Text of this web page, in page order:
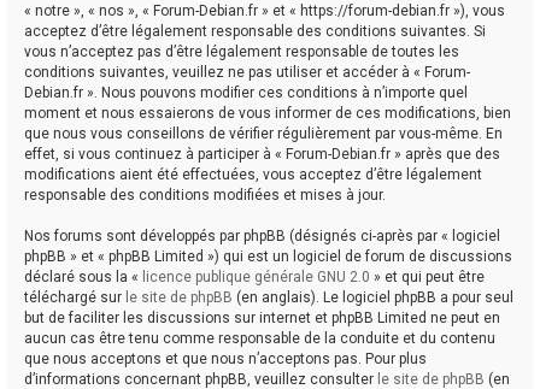
« notre », « nos », « Forum-Debian.fr » et « https://forum-debian.fr »), vous
acceptez d’être légalement responsable des conditions suivantes. Si
vous n’acceptez pas d’être légalement responsable de toutes les
conditions suivantes, veuillez ne pas utiliser et accéder à « Forum-
Debian.fr ». Nous pouvons modifier ces conditions à n’importe quel
moment et nous essaierons de vous informer de ces modifications, bien
que nous vous conseillons de vérifier régulièrement par vous-même. En
effet, si vous continuez à participer à « Forum-Debian.fr » après que des
modifications aient été effectuées, vous acceptez d’être légalement
responsable des conditions modifiées et mises à jour.
Nos forums sont développés par phpBB (désignés ci-après par « logiciel
phpBB » et « phpBB Limited ») qui est un logiciel de forum de discussions
déclaré sous la « licence publique générale GNU 2.0 » et qui peut être
téléchargé sur le site de phpBB (en anglais). Le logiciel phpBB a pour seul
but de faciliter les discussions sur internet et phpBB Limited ne peut en
aucun cas être tenu comme responsable de la conduite et du contenu
que nous acceptons et que nous n’acceptons pas. Pour plus
d’informations concernant phpBB, veuillez consulter le site de phpBB (en